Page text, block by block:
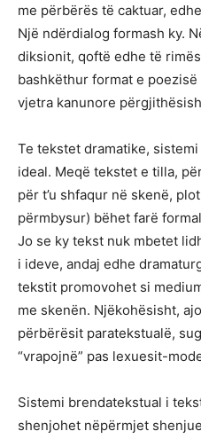
me përbërës të caktuar,
Një ndërdialog formash ky.
diksionit, qoftë edhe të
bashkëthur format e
vjetra kanunore
Te tekstet dramatike,
ideal. Meqë tekstet e tilla,
për t’u shfaqur në skenë,
përmbysur) bëhet farë
Jo se ky tekst nuk mbetet
i ideve, andaj edhe
tekstit promovohet si
me skenën. Njëkohësisht,
përbërësit paratekstualë,
“vrapojnë” pas lexuesit-
Sistemi brendatekstual i
shenjohet nëpërmjet